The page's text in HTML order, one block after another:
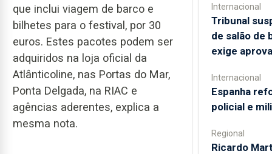
que inclui viagem de barco e
bilhetes para o festival, por 30
euros. Estes pacotes podem ser
adquiridos na loja oficial da
Atlânticoline, nas Portas do Mar,
Ponta Delgada, na RIAC e
agências aderentes, explica a
mesma nota.
Internacional
Tribunal
de salão de
exige
Internacional
Espanha
policial e
Regional
Ricardo